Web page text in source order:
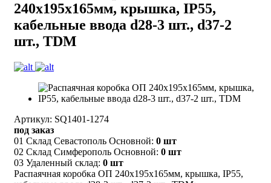
240х195х165мм, крышка, IP55,
кабельные ввода d28-3 шт., d37-2
шт., TDM
Артикул: SQ1401-1274
под заказ
01 Склад Севастополь Основной: 0 шт
02 Склад Симферополь Основной: 0 шт
03 Удаленный склад: 0 шт
Распаячная коробка ОП 240х195х165мм, крышка, IP55,